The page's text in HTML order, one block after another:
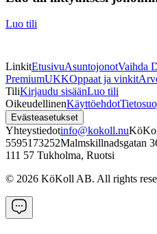
Luo tili
LinkitEtusivuAsuntojonotVaihda
PremiumUKKOppaat ja vinkit
TiliKirjaudu sisäänLuo tili
OikeudellinenKäyttöehdot
Evästeasetukset
Yhteystiedotinfo@kokoll.nu
5595173252Malmskillnadsgatan
111 57 Tukholma, Ruotsi
© 2026 KöKoll AB. All rights